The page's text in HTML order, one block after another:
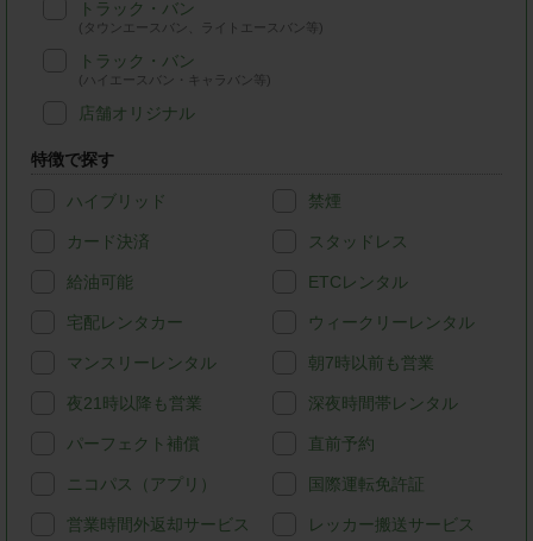
トラック・バン
(タウンエースバン、ライトエースバン等)
トラック・バン
(ハイエースバン・キャラバン等)
店舗オリジナル
特徴で探す
ハイブリッド 禁煙
カード決済 スタッドレス
給油可能 ETCレンタル
宅配レンタカー ウィークリーレンタル
マンスリーレンタル 朝7時以前も営業
夜21時以降も営業 深夜時間帯レンタル
パーフェクト補償 直前予約
ニコパス（アプリ） 国際運転免許証
営業時間外返却サービス レッカー搬送サービス